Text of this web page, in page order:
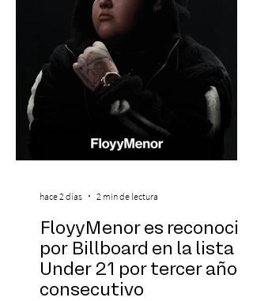
FloyyMenor es reconocido
por Billboard en la lista 21
Under 21 por tercer año
consecutivo
hace 2 días 2 min de lectura